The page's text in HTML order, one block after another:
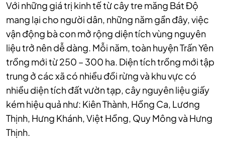
Với những giá trị kinh tế từ cây tre măng Bát Độ
mang lại cho người dân, những năm gần đây, việc
vận động bà con mở rộng diện tích vùng nguyên
liệu trở nên dễ dàng. Mỗi năm, toàn huyện Trấn Yên
trồng mới từ 250 – 300 ha. Diện tích trồng mới tập
trung ở các xã có nhiều đồi rừng và khu vực có
nhiều diện tích đất vườn tạp, cây nguyên liệu giấy
kém hiệu quả như: Kiên Thành, Hồng Ca, Lương
Thịnh, Hưng Khánh, Việt Hồng, Quy Mông và Hưng
Thịnh.